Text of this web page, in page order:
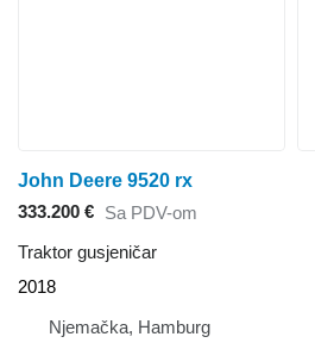
John Deere 9520 rx
333.200 € Sa PDV-om
Traktor gusjeničar
2018
Njemačka, Hamburg